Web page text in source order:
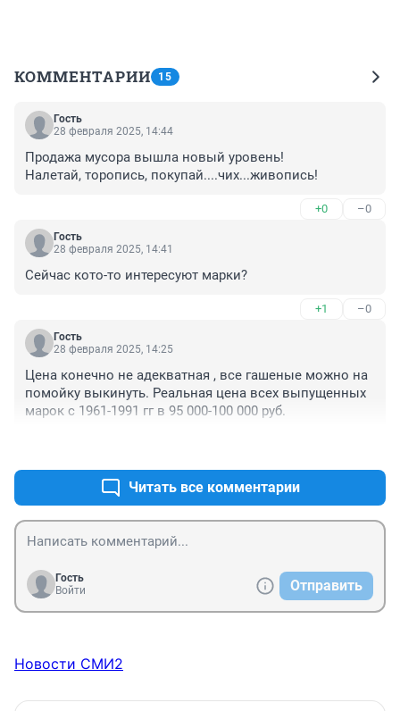
КОММЕНТАРИИ 15
Гость
28 февраля 2025, 14:44
Продажа мусора вышла новый уровень!
Налетай, торопись, покупай....чих...живопись!
+0 –0
Гость
28 февраля 2025, 14:41
Сейчас кото-то интересуют марки?
+1 –0
Гость
28 февраля 2025, 14:25
Цена конечно не адекватная , все гашеные можно на
помойку выкинуть. Реальная цена всех выпущенных
марок с 1961-1991 гг в 95 000-100 000 руб.
Читать все комментарии
Гость
Войти
Отправить
Новости СМИ2